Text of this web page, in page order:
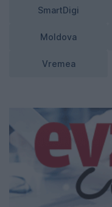
SmartDigi
Moldova
Vremea